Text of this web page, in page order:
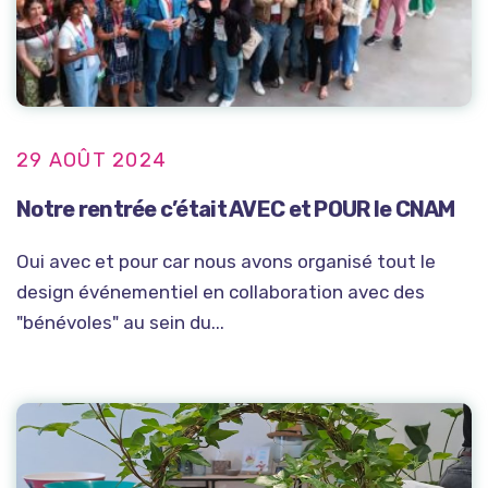
29 AOÛT 2024
Notre rentrée c’était AVEC et POUR le CNAM
Oui avec et pour car nous avons organisé tout le
design événementiel en collaboration avec des
"bénévoles" au sein du...